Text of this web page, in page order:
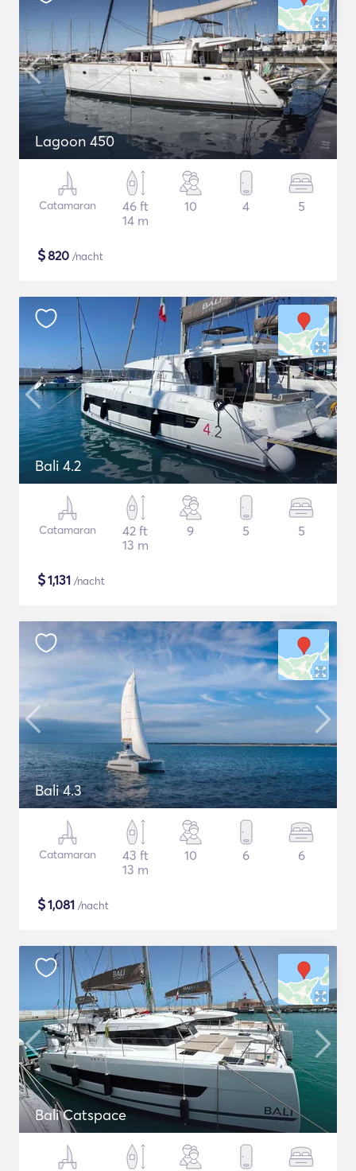
Lagoon 450
Catamaran
46 ft
14 m
10 4 5
$820 /nacht
Bali 4.2
Catamaran
42 ft
13 m
9 5 5
$1,131 /nacht
Bali 4.3
Catamaran
43 ft
13 m
10 6 6
$1,081 /nacht
Bali Catspace